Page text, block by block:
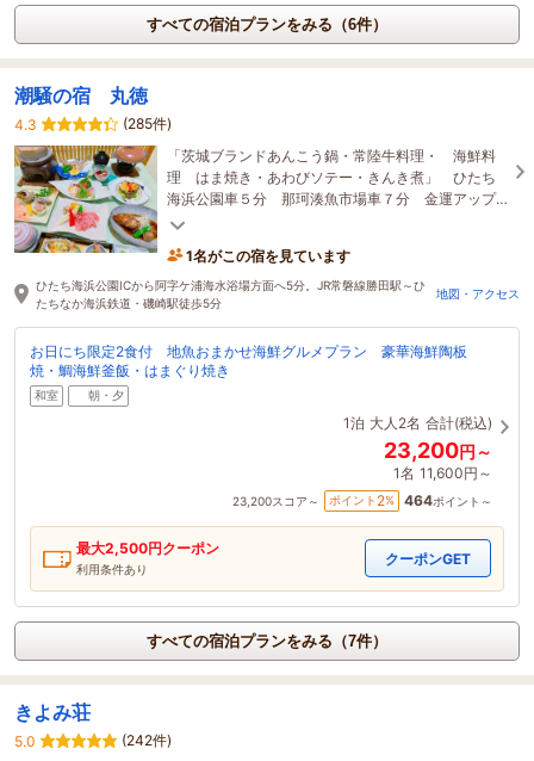
すべての宿泊プランをみる（6件）
潮騒の宿 丸徳
4.3
(285件)
「茨城ブランドあんこう鍋・常陸牛料理・ 海鮮料
理 はま焼き・あわびソテー・きんき煮」 ひたち
海浜公園車５分 那珂湊魚市場車７分 金運アップ
「酒列磯前神社」徒歩１分 勝田ゴルフ車12分
1名がこの宿を見ています
ひたち海浜公園ICから阿字ケ浦海水浴場方面へ5分。JR常磐線勝田駅～ひ
たちなか海浜鉄道・磯崎駅徒歩5分
地図・アクセス
お日にち限定2食付 地魚おまかせ海鮮グルメプラン 豪華海鮮陶板
焼・鯛海鮮釜飯・はまぐり焼き
和室 朝・夕
1泊 大人2名 合計(税込)
23,200円～
1名 11,600円～
23,200スコア～ ポイント 2% 464ポイント～
最大2,500円クーポン
利用条件あり
クーポンGET
すべての宿泊プランをみる（7件）
きよみ荘
5.0
(242件)